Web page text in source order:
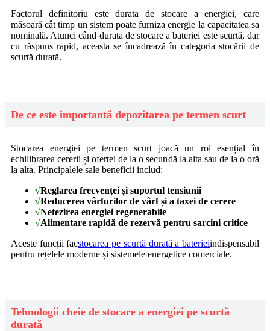
Factorul definitoriu este durata de stocare a energiei, care
măsoară cât timp un sistem poate furniza energie la capacitatea sa
nominală. Atunci când durata de stocare a bateriei este scurtă, dar
cu răspuns rapid, aceasta se încadrează în categoria stocării de
scurtă durată.
De ce este importantă depozitarea pe termen scurt
Stocarea energiei pe termen scurt joacă un rol esențial în
echilibrarea cererii și ofertei de la o secundă la alta sau de la o oră
la alta. Principalele sale beneficii includ:
√Reglarea frecvenței și suportul tensiunii
√Reducerea vârfurilor de vârf și a taxei de cerere
√Netezirea energiei regenerabile
√Alimentare rapidă de rezervă pentru sarcini critice
Aceste funcții facstocarea pe scurtă durată a baterieiindispensabil
pentru rețelele moderne și sistemele energetice comerciale.
Tehnologii cheie de stocare a energiei pe scurtă
durată